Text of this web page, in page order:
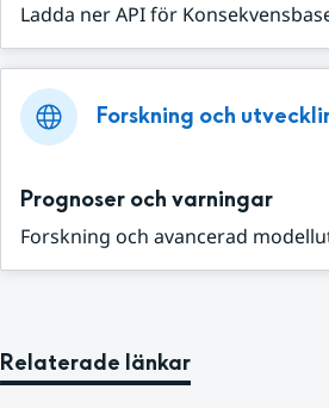
Ladda ner API för
Forskning och
Prognoser och varningar
Forskning och avancerad
Relaterade länkar